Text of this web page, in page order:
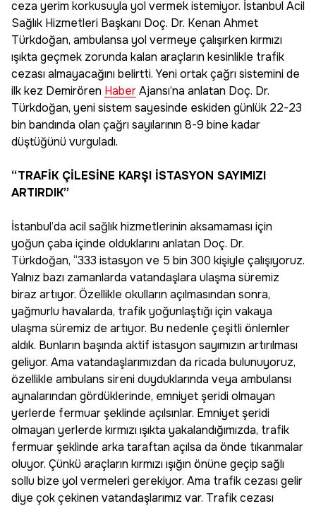
ceza yerim korkusuyla yol vermek istemiyor. İstanbul Acil
Sağlık Hizmetleri Başkanı Doç. Dr. Kenan Ahmet
Türkdoğan, ambulansa yol vermeye çalışırken kırmızı
ışıkta geçmek zorunda kalan araçların kesinlikle trafik
cezası almayacağını belirtti. Yeni ortak çağrı sistemini de
ilk kez Demirören HaberAjansı’na anlatan Doç. Dr.
Türkdoğan, yeni sistem sayesinde eskiden günlük 22-23
bin bandında olan çağrı sayılarının 8-9 bine kadar
düştüğünü vurguladı.
“TRAFİK ÇİLESİNE KARŞI İSTASYON SAYIMIZI
ARTIRDIK”
İstanbul’da acil sağlık hizmetlerinin aksamaması için
yoğun çaba içinde olduklarını anlatan Doç. Dr.
Türkdoğan, “333 istasyon ve 5 bin 300 kişiyle çalışıyoruz.
Yalnız bazı zamanlarda vatandaşlara ulaşma süremiz
biraz artıyor. Özellikle okulların açılmasından sonra,
yağmurlu havalarda, trafik yoğunlaştığı için vakaya
ulaşma süremiz de artıyor. Bu nedenle çeşitli önlemler
aldık. Bunların başında aktif istasyon sayımızın artırılması
geliyor. Ama vatandaşlarımızdan da ricada bulunuyoruz,
özellikle ambulans sireni duyduklarında veya ambulansı
aynalarından gördüklerinde, emniyet şeridi olmayan
yerlerde fermuar şeklinde açılsınlar. Emniyet şeridi
olmayan yerlerde kırmızı ışıkta yakalandığımızda, trafik
fermuar şeklinde arka taraftan açılsa da önde tıkanmalar
oluyor. Çünkü araçların kırmızı ışığın önüne geçip sağlı
sollu bize yol vermeleri gerekiyor. Ama trafik cezası gelir
diye çok çekinen vatandaşlarımız var. Trafik cezası